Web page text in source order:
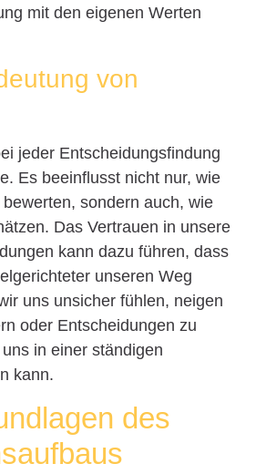
mit den eigenen Werten
von
jeder Entscheidungsfindung
Es beeinflusst nicht nur, wie
sondern auch, wie
Das Vertrauen in unsere
kann dazu führen, dass
unseren Weg
uns unsicher fühlen, neigen
oder Entscheidungen zu
in einer ständigen
kann.
des